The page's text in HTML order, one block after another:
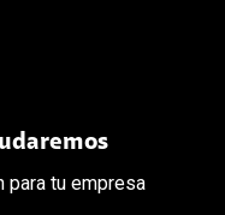
para tu empresa